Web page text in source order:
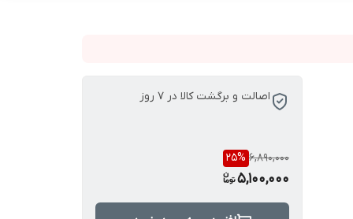
اصالت و برگشت کالا در 7 روز
6,890,000
25%
5,100,000